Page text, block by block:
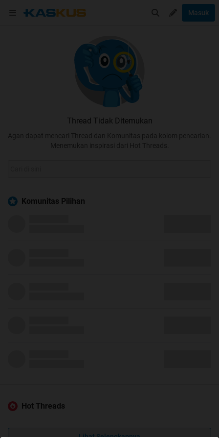
Masuk
Thread Tidak Ditemukan
Agan dapat mencari Thread dan Komunitas pada kolom pencarian.
Menemukan inspirasi dari Hot Threads.
Komunitas Pilihan
Hot Threads
Lihat Selengkapnya